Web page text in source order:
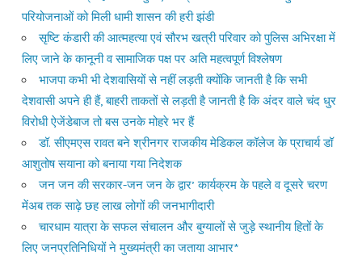
परियोजनाओं को मिली धामी शासन की हरी झंडी
सृष्टि कंडारी की आत्महत्या एवं सौरभ खत्री परिवार को पुलिस अभिरक्षा में
लिए जाने के कानूनी व सामाजिक पक्ष पर अति महत्वपूर्ण विश्लेषण
भाजपा कभी भी देशवासियों से नहीं लड़ती क्योंकि जानती है कि सभी
देशवासी अपने ही हैं, बाहरी ताकतों से लड़ती है जानती है कि अंदर वाले चंद धुर
विरोधी ऐजेंडेबाज तो बस उनके मोहरे भर हैं
डॉ. सीएमएस रावत बने श्रीनगर राजकीय मेडिकल कॉलेज के प्राचार्य डॉ
आशुतोष सयाना को बनाया गया निदेशक
जन जन की सरकार-जन जन के द्वार’ कार्यक्रम के पहले व दूसरे चरण
मेंअब तक साढ़े छह लाख लोगों की जनभागीदारी
चारधाम यात्रा के सफल संचालन और बुग्यालों से जुड़े स्थानीय हितों के
लिए जनप्रतिनिधियों ने मुख्यमंत्री का जताया आभार*